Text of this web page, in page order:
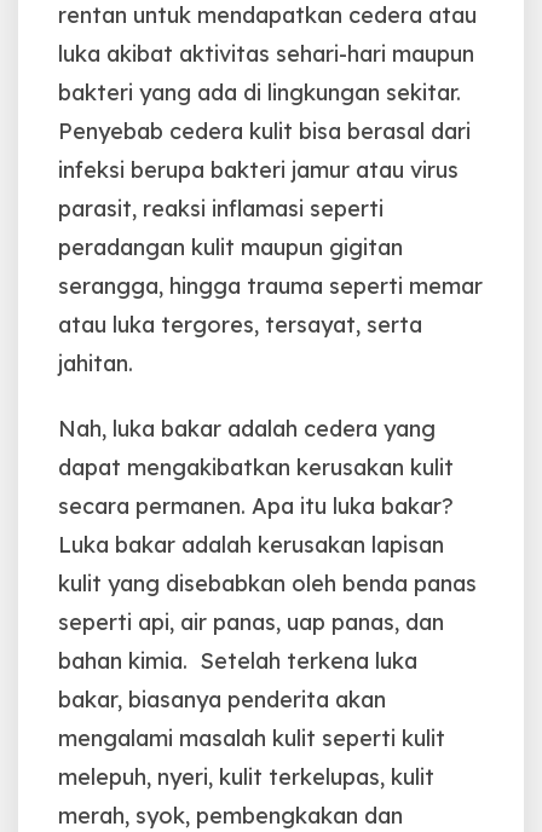
rentan untuk mendapatkan cedera atau
luka akibat aktivitas sehari-hari maupun
bakteri yang ada di lingkungan sekitar.
Penyebab cedera kulit bisa berasal dari
infeksi berupa bakteri jamur atau virus
parasit, reaksi inflamasi seperti
peradangan kulit maupun gigitan
serangga, hingga trauma seperti memar
atau luka tergores, tersayat, serta
jahitan.
Nah, luka bakar adalah cedera yang
dapat mengakibatkan kerusakan kulit
secara permanen. Apa itu luka bakar?
Luka bakar adalah kerusakan lapisan
kulit yang disebabkan oleh benda panas
seperti api, air panas, uap panas, dan
bahan kimia. Setelah terkena luka
bakar, biasanya penderita akan
mengalami masalah kulit seperti kulit
melepuh, nyeri, kulit terkelupas, kulit
merah, syok, pembengkakan dan